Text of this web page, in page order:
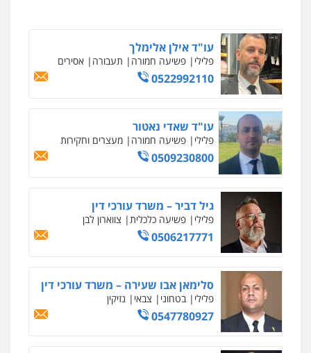
עו"ד אריה פטר
לשעבר סגן מנהל המחלקה הפלילית
בפרקליטות המדינה
0506217994
עו"ד עידית שינו-אמיתי
פלילי עורכי דין לענייני אסירים פשיעה
חמורה מעצרים וחקירות
0507587013
עו"ד אביגדור פלדמן
פלילי אסירים צווארון לבן אזרחי
עו"ד יאיר בן סימון
פלילי תעבורה אזרחי
עו"ד אילן אלימלך
פלילי פשיעה חמורה תעבורה אסירים
0522992110
עו"ד שאדי נאטור
פלילי פשיעה חמורה מעצרים וחקירות
0509230800
גיל דביר – משרד עורכי דין
פלילי פשיעה כלכלית צווארון לבן
0506217771
סלימאן אבו שעירה – משרד עורכי דין
פלילי בטחוני צבאי נזיקין
0547780927